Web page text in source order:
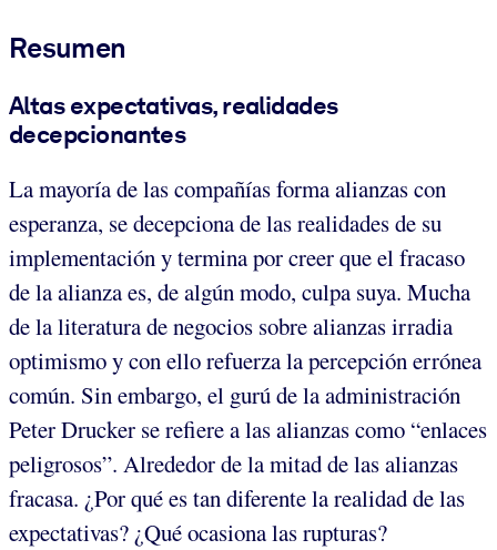
Resumen
Altas expectativas, realidades
decepcionantes
La mayoría de las compañías forma alianzas con
esperanza, se decepciona de las realidades de su
implementación y termina por creer que el fracaso
de la alianza es, de algún modo, culpa suya. Mucha
de la literatura de negocios sobre alianzas irradia
optimismo y con ello refuerza la percepción errónea
común. Sin embargo, el gurú de la administración
Peter Drucker se refiere a las alianzas como “enlaces
peligrosos”. Alrededor de la mitad de las alianzas
fracasa. ¿Por qué es tan diferente la realidad de las
expectativas? ¿Qué ocasiona las rupturas?